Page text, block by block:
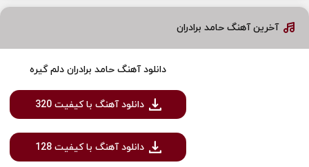
آخرین آهنگ حامد برادران
دانلود آهنگ حامد برادران دلم گیره
دانلود آهنگ با کیفیت 320
دانلود آهنگ با کیفیت 128